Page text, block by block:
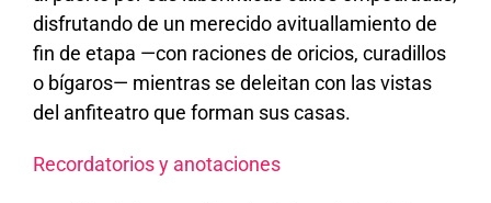
disfrutando de un merecido avituallamiento de
fin de etapa —con raciones de oricios, curadillos
o bígaros— mientras se deleitan con las vistas
del anfiteatro que forman sus casas.
Recordatorios y anotaciones